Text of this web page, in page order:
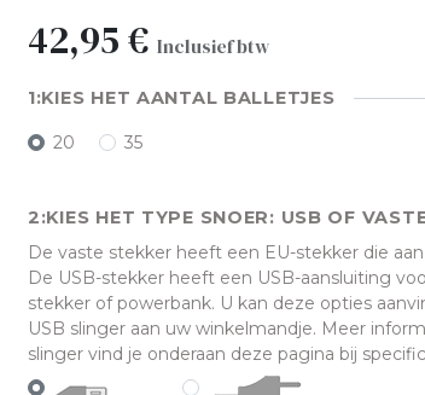
42,95€ Inclusief btw
KIES HET AANTAL BALLETJES
20 35
KIES HET TYPE SNOER: USB OF
De vaste stekker heeft een EU-stekker die
De USB-stekker heeft een USB-aansluiting
stekker of powerbank. U kan deze opties
USB slinger aan uw winkelmandje. Meer
slinger vind je onderaan deze pagina bij